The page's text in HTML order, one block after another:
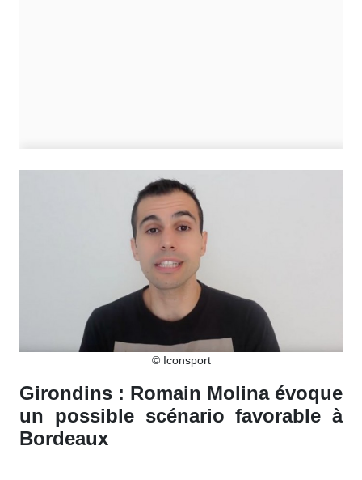
© Iconsport
Girondins : Romain Molina évoque
un possible scénario favorable à
Bordeaux